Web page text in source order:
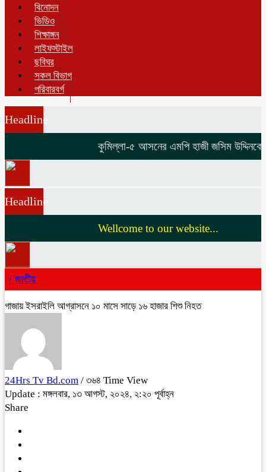
বিনোদন
ভিডিও
শিক্ষাঙ্গন
লাইফস্টাইল
ছবিঘর
সকল বিভাগ
পরিবারবর্গ
Headline
কুমিল্লা-৫ আসনের এমপি হাজী জসিম উদ্দিনকে
Headline
Wellcome to our website...
/ জাতীয়
গাজায় ইসরাইলি আগ্রাসনে ১০ মাসে সাড়ে ১৬ হাজার শিশু নিহত
24Hrs Tv Bd.com / ৩৬৪ Time View
Update : মঙ্গলবার, ১৩ আগস্ট, ২০২৪, ২:২০ পূর্বাহ্ন
Share